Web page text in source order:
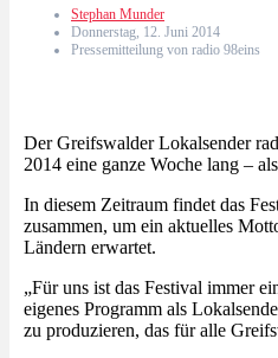
Stephan Munder
Donnerstag, 12. Juni 2014
Pressemitteilung von radio 98eins
Der Greifswalder Lokalsender
2014 eine ganze Woche lang –
In diesem Zeitraum findet das
zusammen, um ein aktuelles
Ländern erwartet.
„Für uns ist das Festival immer
eigenes Programm als
zu produzieren, das für alle